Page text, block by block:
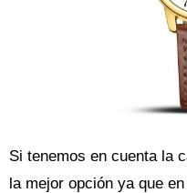
Si tenemos en cuenta la
la mejor opción ya que